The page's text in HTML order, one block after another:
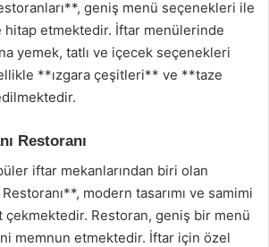
geniş menü seçenekleri ile
hitap etmektedir. İftar menülerinde
yemek, tatlı ve içecek seçenekleri
**ızgara çeşitleri** ve **taze
Restoranı
iftar mekanlarından biri olan
modern tasarımı ve samimi
Restoran, geniş bir menü
memnun etmektedir. İftar için özel